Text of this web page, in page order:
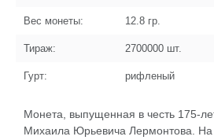
Вес монеты: 12.8 гр.
Тираж: 2700000 шт.
Гурт: рифленый
Монета, выпущенная в честь 175-
Михаила Юрьевича Лермонтова. На